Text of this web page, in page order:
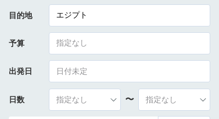
目的地 エジプト
予算 指定なし
出発日
日数 〜